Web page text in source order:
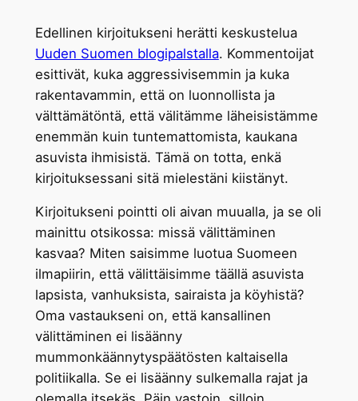
Edellinen kirjoitukseni herätti keskustelua
Uuden Suomen blogipalstalla. Kommentoijat
esittivät, kuka aggressivisemmin ja kuka
rakentavammin, että on luonnollista ja
välttämätöntä, että välitämme läheisistämme
enemmän kuin tuntemattomista, kaukana
asuvista ihmisistä. Tämä on totta, enkä
kirjoituksessani sitä mielestäni kiistänyt.
Kirjoitukseni pointti oli aivan muualla, ja se oli
mainittu otsikossa: missä välittäminen
kasvaa? Miten saisimme luotua Suomeen
ilmapiirin, että välittäisimme täällä asuvista
lapsista, vanhuksista, sairaista ja köyhistä?
Oma vastaukseni on, että kansallinen
välittäminen ei lisäänny
mummonkäännytyspäätösten kaltaisella
politiikalla. Se ei lisäänny sulkemalla rajat ja